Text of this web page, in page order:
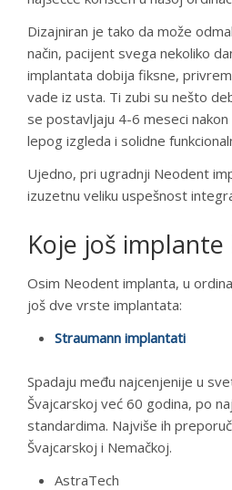
Dizajniran je tako da može
način, pacijent svega nekoliko
implantata dobija fiksne,
vade iz usta. Ti zubi su nešto
se postavljaju 4-6 meseci
lepog izgleda i solidne
Ujedno, pri ugradnji Neodent
izuzetnu veliku uspešnost
Koje još
Osim Neodent implanta, u
još dve vrste implantata:
Straumann implantati
Spadaju među najcenjenije u
Švajcarskoj već 60 godina, po
standardima. Najviše ih
Švajcarskoj i Nemačkoj.
AstraTech